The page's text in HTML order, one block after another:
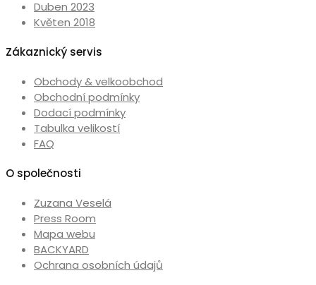
Duben 2023
Květen 2018
Zákaznický servis
Obchody & velkoobchod
Obchodní podmínky
Dodací podmínky
Tabulka velikostí
FAQ
O společnosti
Zuzana Veselá
Press Room
Mapa webu
BACKYARD
Ochrana osobních údajů